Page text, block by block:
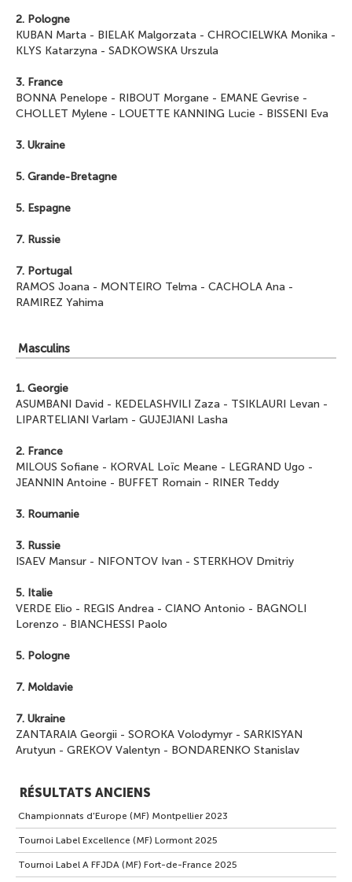
2. Pologne
KUBAN Marta - BIELAK Malgorzata - CHROCIELWKA Monika -
KLYS Katarzyna - SADKOWSKA Urszula
3. France
BONNA Penelope - RIBOUT Morgane - EMANE Gevrise -
CHOLLET Mylene - LOUETTE KANNING Lucie - BISSENI Eva
3. Ukraine
5. Grande-Bretagne
5. Espagne
7. Russie
7. Portugal
RAMOS Joana - MONTEIRO Telma - CACHOLA Ana -
RAMIREZ Yahima
Masculins
1. Georgie
ASUMBANI David - KEDELASHVILI Zaza - TSIKLAURI Levan -
LIPARTELIANI Varlam - GUJEJIANI Lasha
2. France
MILOUS Sofiane - KORVAL Loïc Meane - LEGRAND Ugo -
JEANNIN Antoine - BUFFET Romain - RINER Teddy
3. Roumanie
3. Russie
ISAEV Mansur - NIFONTOV Ivan - STERKHOV Dmitriy
5. Italie
VERDE Elio - REGIS Andrea - CIANO Antonio - BAGNOLI
Lorenzo - BIANCHESSI Paolo
5. Pologne
7. Moldavie
7. Ukraine
ZANTARAIA Georgii - SOROKA Volodymyr - SARKISYAN
Arutyun - GREKOV Valentyn - BONDARENKO Stanislav
RÉSULTATS ANCIENS
Championnats d'Europe (MF) Montpellier 2023
Tournoi Label Excellence (MF) Lormont 2025
Tournoi Label A FFJDA (MF) Fort-de-France 2025